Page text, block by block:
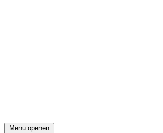
Menu openen